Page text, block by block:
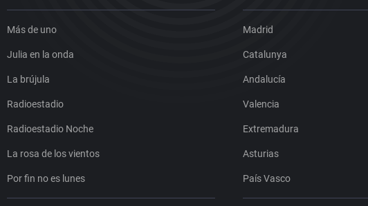
Más de uno
Julia en la onda
La brújula
Radioestadio
Radioestadio Noche
La rosa de los vientos
Por fin no es lunes
Madrid
Catalunya
Andalucía
Valencia
Extremadura
Asturias
País Vasco